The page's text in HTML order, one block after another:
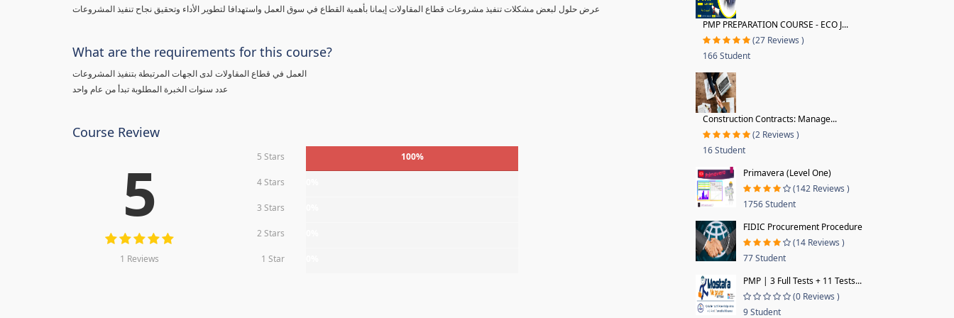
عرض حلول لبعض مشكلات تنفيذ مشروعات قطاع المقاولات إيمانا بأهمية القطاع في سوق العمل واستهدافا لتطوير الأداء وتحقيق نجاح تنفيذ المشروعات
What are the requirements for this course?
عدد سنوات الخبرة المطلوبة تبدأ من عام واحد
Course Review
5
1 Reviews
5 Stars 100%
4 Stars
3 Stars
2 Stars
1 Star
PMP PREPARATION COURSE - ECO J...
(27 Reviews )
166 Student
Construction Contracts: Manage...
(2 Reviews )
16 Student
Primavera (Level One)
(142 Reviews )
1756 Student
FIDIC Procurement Procedure
(14 Reviews )
77 Student
PMP | 3 Full Tests + 11 Tests...
(0 Reviews )
9 Student